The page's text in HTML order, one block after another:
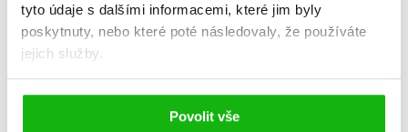
tyto údaje s dalšími informacemi, které jim byly
poskytnuty, nebo které poté následovaly, že používáte
jejich služby.
Povolit vše
Vaše hodnocení
Uživatelskou recenzi mohou vkládat pouze registrovaní uživatelé
Přihlásit